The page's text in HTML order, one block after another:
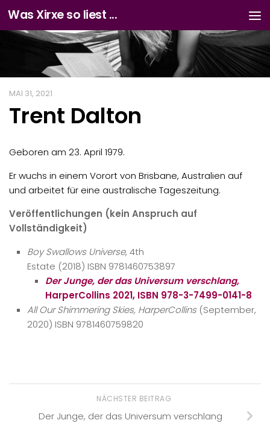
Zum Inhalt springen
Was Xirxe so liest ...
MAI 31, 2021
Trent Dalton
Geboren am 23. April 1979.
Er wuchs in einem Vorort von Brisbane, Australien auf
und arbeitet für eine australische Tageszeitung.
Veröffentlichungen (kein Anspruch auf
Vollständigkeit)
Boy Swallows Universe,4th
Estate (2018) ISBN 9781460753897
Der Junge, der das Universum verschlang,
HarperCollins 2021, ISBN 978-3-7499-0141-8
All Our Shimmering Skies, HarperCollins (September,
2020) ISBN 9781460759820
NÄCHSTER BEITRAG
Der Junge, der das Universum verschlang